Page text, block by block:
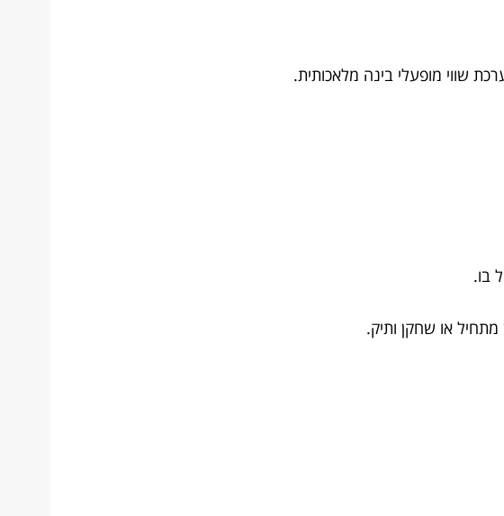
שווי מופעלי בינה מלאכותית.
בו.
או שחקן ותיק.